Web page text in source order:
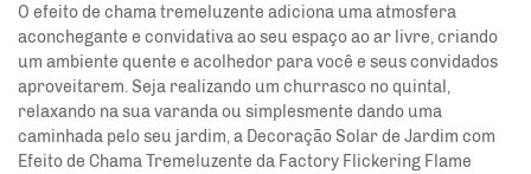
O efeito de chama tremeluzente adiciona uma atmosfera
aconchegante e convidativa ao seu espaço ao ar livre, criando
um ambiente quente e acolhedor para você e seus convidados
aproveitarem. Seja realizando um churrasco no quintal,
relaxando na sua varanda ou simplesmente dando uma
caminhada pelo seu jardim, a Decoração Solar de Jardim com
Efeito de Chama Tremeluzente da Factory Flickering Flame